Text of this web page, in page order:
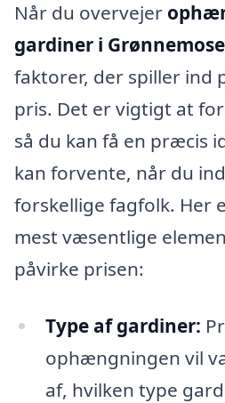
Når du overvejer
gardiner i Grønnemose
faktorer, der spiller ind
pris. Det er vigtigt at
så du kan få en præcis
kan forvente, når du
forskellige fagfolk. Her
mest væsentlige
påvirke prisen:
Type af gardiner:
ophængningen vil
af, hvilken type